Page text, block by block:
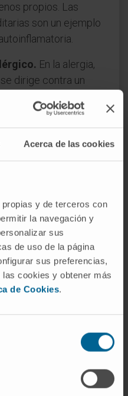
Acerca de las cookies
y de terceros con
la navegación y
sus
de uso de la página
sus preferencias,
cookies y obtener más
de Cookies.
propios. Las
son un ejemplo
En la alergia,
dirige contra un
predominante es
I mediada por
lo propio en
inflamación
palabra
, 'uno mismo') y del
contra el
siglo XX, cuando
al que